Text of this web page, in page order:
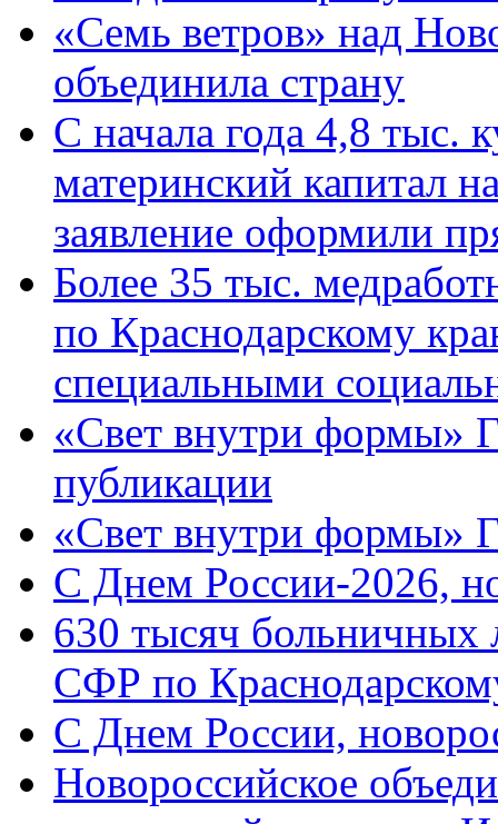
«Семь ветров» над
объединила страну
С начала года 4,8 тыс.
материнский капитал
заявление оформили
Более 35 тыс.
по Краснодарскому
специальными
«Свет внутри формы»
публикации
«Свет внутри формы»
C Днем России-2026,
630 тысяч больничных
СФР по
C Днем России,
Новороссийское